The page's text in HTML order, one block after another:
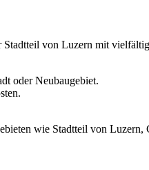
von Luzern mit
oder Neubaugebiet.
wie Stadtteil von